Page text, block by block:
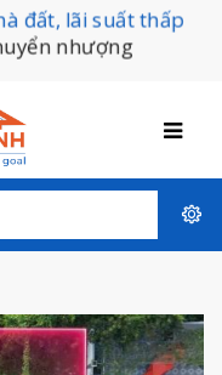
đất, lãi suất thấp
nhượng